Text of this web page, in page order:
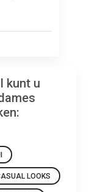
kunt u
LOOKS